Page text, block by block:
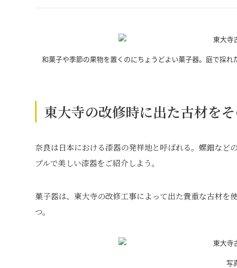
和菓子や季節の果物を置くのにちょうどよい菓子器。庭で採
東大寺の改修時に出た古材を
奈良は日本における漆器の発祥地と呼ばれる。螺鈿など
プルで美しい漆器をご紹介しよう。
菓子器は、東大寺の改修工事によって出た貴重な古材を
つ。
写